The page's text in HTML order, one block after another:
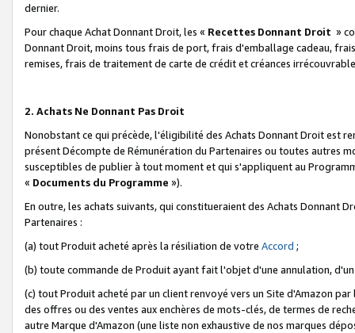
dernier.
Pour chaque Achat Donnant Droit, les « Recettes Donnant Droit »
Donnant Droit, moins tous frais de port, frais d'emballage cadeau,
remises, frais de traitement de carte de crédit et créances
2. Achats Ne Donnant Pas Droit
Nonobstant ce qui précède, l'éligibilité des Achats Donnant Droit est
présent Décompte de Rémunération du Partenaires ou toutes autres
susceptibles de publier à tout moment et qui s'appliquent au
« Documents du Programme »).
En outre, les achats suivants, qui constitueraient des Achats Donnant
Partenaires :
(a) tout Produit acheté après la résiliation de votre Accord ;
(b) toute commande de Produit ayant fait l'objet d'une annulation,
(c) tout Produit acheté par un client renvoyé vers un Site d'Amazon
des offres ou des ventes aux enchères de mots-clés, de termes de
autre Marque d'Amazon (une liste non exhaustive de nos marques